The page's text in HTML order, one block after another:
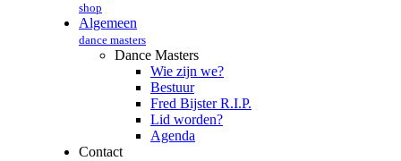
shop
Algemeen
dance masters
Dance Masters
Wie zijn we?
Bestuur
Fred Bijster R.I.P.
Lid worden?
Agenda
Contact